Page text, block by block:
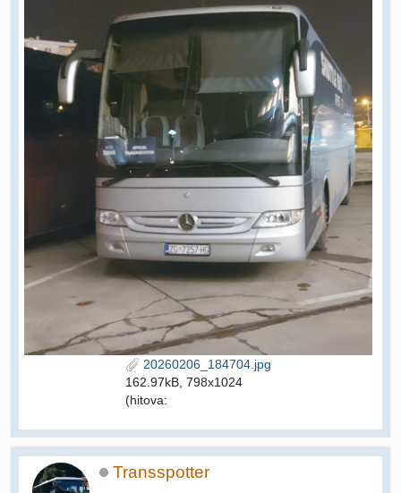
20260206_184704.jpg
162.97kB, 798x1024
(hitova:
Transspotter